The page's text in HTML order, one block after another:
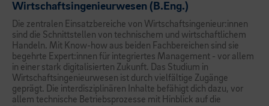
Wirtschaftsingenieurwesen (B.Eng.)
Die zentralen Einsatzbereiche von Wirtschaftsingenieur:innen
sind die Schnittstellen von technischem und wirtschaftlichem
Handeln. Mit Know-how aus beiden Fachbereichen sind sie
begehrte Expert:innen für integriertes Management - vor allem
in einer stark digitalisierten Zukunft. Das Studium in
Wirtschaftsingenieurwesen ist durch vielfältige Zugänge
geprägt. Die interdisziplinären Inhalte befähigt dich dazu, vor
allem technische Betriebsprozesse mit Hinblick auf die